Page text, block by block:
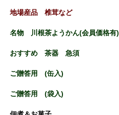
地場産品 椎茸など
名物 川根茶ようかん(会員価格有)
おすすめ 茶器 急須
ご贈答用 (缶入)
ご贈答用 (袋入)